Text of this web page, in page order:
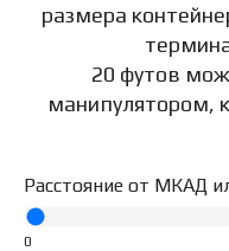
размера
20 футов
манипулятором,
Расстояние от МКАД
0